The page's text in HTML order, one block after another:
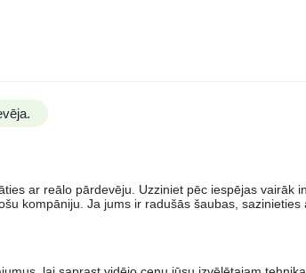
ar reālo pārdevēju. Uzziniet pēc iespējas vairāk
kompāniju. Ja jums ir radušās šaubas, sazinieties